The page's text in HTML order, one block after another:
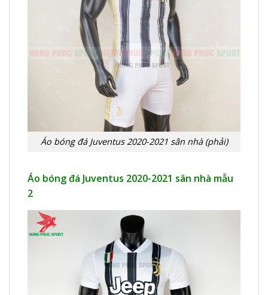
Áo bóng đá Juventus 2020-2021 sân nhà (phải)
Áo bóng đá Juventus 2020-2021 sân nhà mẫu
2